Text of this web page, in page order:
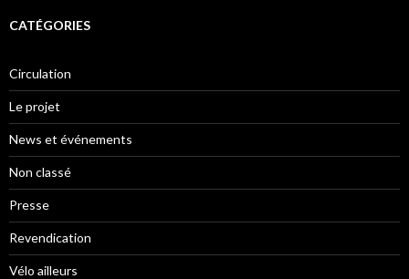
CATÉGORIES
Circulation
Le projet
News et événements
Non classé
Presse
Revendication
Vélo ailleurs